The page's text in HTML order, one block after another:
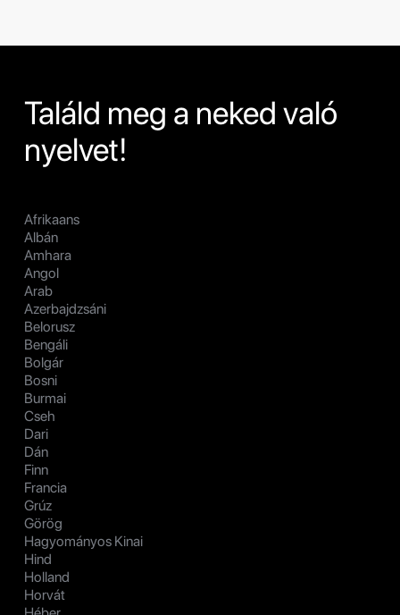
Találd meg a neked való
nyelvet!
Afrikaans
Albán
Amhara
Angol
Arab
Azerbajdzsáni
Belorusz
Bengáli
Bolgár
Bosni
Burmai
Cseh
Dari
Dán
Finn
Francia
Grúz
Görög
Hagyományos Kinai
Hind
Holland
Horvát